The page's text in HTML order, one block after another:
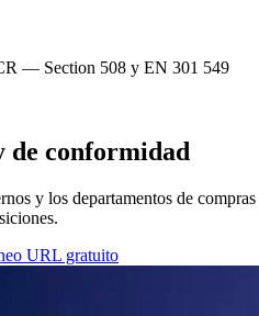
— Section 508 y EN 301 549
de conformidad
y los departamentos de
URL gratuito